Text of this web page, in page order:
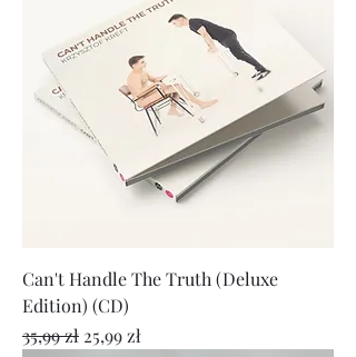
Can't Handle The Truth (Deluxe
Edition) (CD)
Regularna cena
35,99 zł Cena rabatowa
25,99 zł